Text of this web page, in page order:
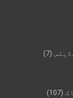
(7)
(107)